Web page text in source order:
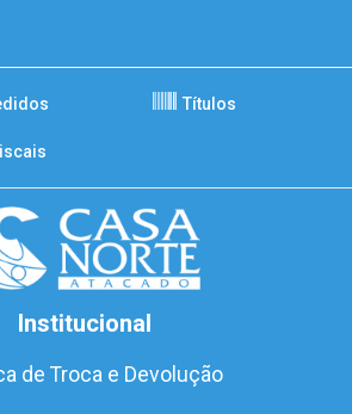
Títulos
Institucional
de Troca e Devolução